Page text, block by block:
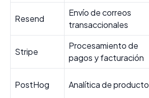
Resend
Envío de correos
transaccionales
Stripe
Procesamiento de
pagos y facturación
PostHog Analítica de producto